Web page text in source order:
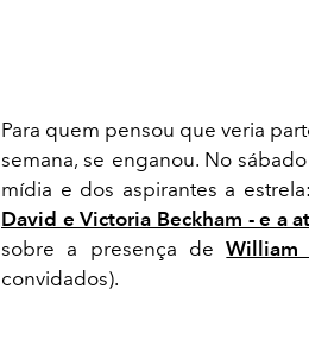
Para quem pensou que veria
semana, se enganou. No
mídia e dos aspirantes a
David e Victoria Beckham - e a
sobre a presença deWilliam
convidados).